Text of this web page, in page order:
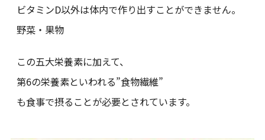
ビタミンD以外は体内で作り出すことができません。
野菜・果物
この五大栄養素に加えて、
第6の栄養素といわれる”食物繊維”
も食事で摂ることが必要とされています。